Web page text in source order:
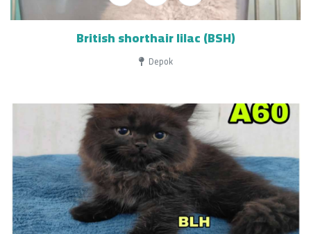
British shorthair lilac (BSH)
Depok